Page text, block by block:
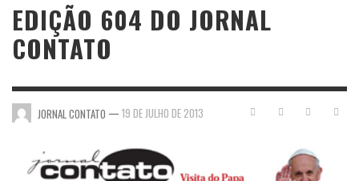
EDIÇÃO 604 DO JORNAL
CONTATO
JORNAL CONTATO — 19 DE JULHO DE 2013